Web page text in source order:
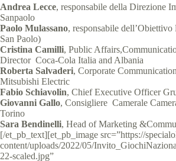
Andrea Lecce, responsabile della Direzione
Sanpaolo
Paolo Mulassano, responsabile
San Paolo)
Cristina Camilli, Public
Director Coca-Cola Italia and Albania
Roberta Salvaderi, Corporate
Mitsubishi Electric
Fabio Schiavolin, Chief Executive Officer
Giovanni Gallo, Consigliere Camerale
Torino
Sara Bendinelli, Head of Marketing
[/et_pb_text][et_pb_image src=”https://
content/uploads/2022/05/
22-scaled.jpg”